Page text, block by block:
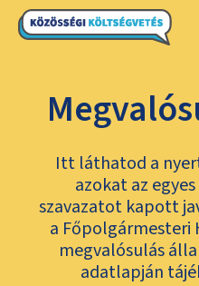
Itt láthatod a
azokat az
szavazatot kapott
a Főpolgármesteri
megvalósulás
adatlapján